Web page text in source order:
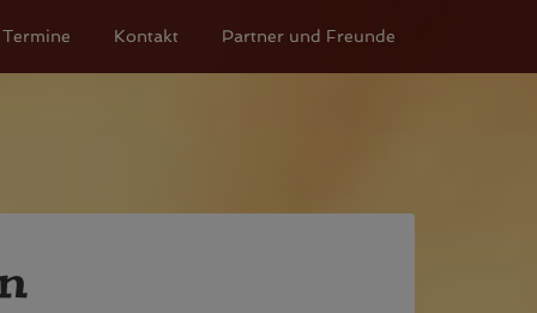
Termine Kontakt Partner und Freunde